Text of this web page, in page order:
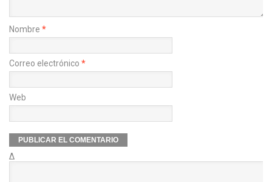
Nombre *
Correo electrónico *
Web
Δ